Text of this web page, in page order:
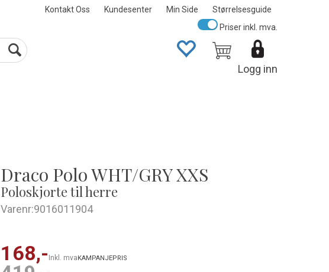
Kontakt Oss Kundesenter Min Side Størrelsesguide
Logg inn
Priser inkl. mva.
Draco Polo WHT/GRY XXS
Poloskjorte til herre
Varenr:9016011904
168,- Inkl. mvaKAMPANJEPRIS